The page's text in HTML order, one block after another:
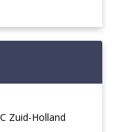
Zuid-Holland